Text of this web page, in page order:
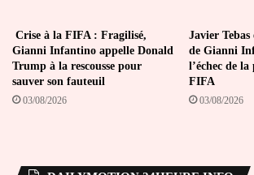
Crise à la FIFA : Fragilisé,
Gianni Infantino appelle Donald
Trump à la rescousse pour
sauver son fauteuil
03/08/2026
Javier Tebas
de Gianni
l’échec de
FIFA
03/08/2026